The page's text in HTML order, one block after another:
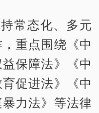
常态化、多元
重点围绕《中
保障法》《中
促进法》《中
力法》等法律